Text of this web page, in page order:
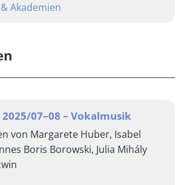
Akademien
07–08 – Vokalmusik
von Margarete Huber, Isabel
Boris Borowski, Julia Mihály